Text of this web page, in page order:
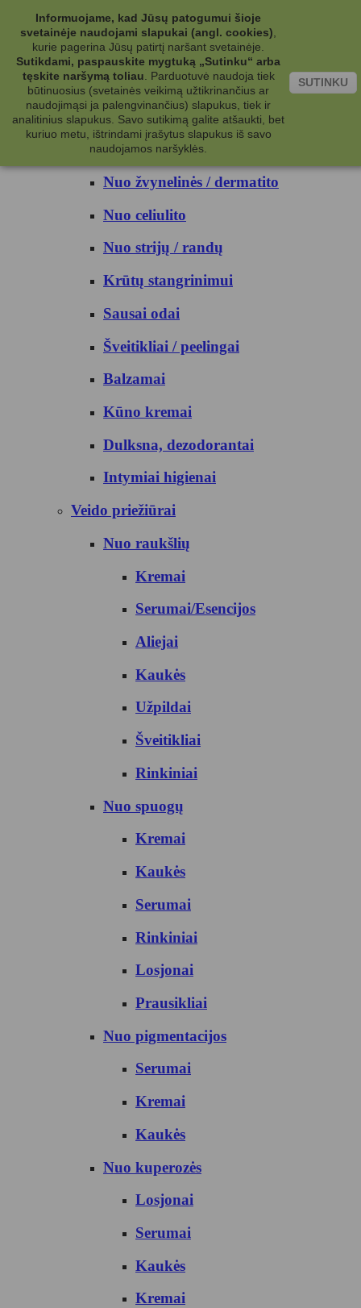
Kategorijos
Kosmetika
Kūno priežiūrai
Nuo prakaito
Kūno prausikliai
Nuo žvynelinės / dermatito
Nuo celiulito
Nuo strijų / randų
Krūtų stangrinimui
Sausai odai
Šveitikliai / peelingai
Balzamai
Kūno kremai
Dulksna, dezodorantai
Intymiai higienai
Veido priežiūrai
Nuo raukšlių
Kremai
Serumai/Esencijos
Aliejai
Kaukės
Užpildai
Šveitikliai
Rinkiniai
Nuo spuogų
Kremai
Kaukės
Serumai
Rinkiniai
Losjonai
Prausikliai
Nuo pigmentacijos
Serumai
Kremai
Kaukės
Nuo kuperozės
Losjonai
Serumai
Kaukės
Kremai
Informuojame, kad Jūsų patogumui šioje
svetainėje naudojami slapukai (angl. cookies)
kurie pagerina Jūsų patirtį naršant svetainėje.
Sutikdami, paspauskite mygtuką „Sutinku“ arba
tęskite naršymą toliau
Parduotuvė naudoja tiek
būtinuosius (svetainės veikimą užtikrinančius ar
naudojimąsi ja palengvinančius) slapukus, tiek ir
analitinius slapukus. Savo sutikimą galite atšaukti, bet
kuriuo metu, ištrindami įrašytus slapukus iš savo
naudojamos naršyklės.
SUTINKU